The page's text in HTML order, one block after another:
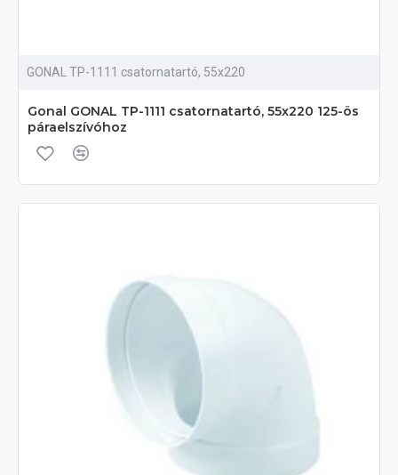
GONAL TP-1111 csatornatartó, 55x220
Gonal GONAL TP-1111 csatornatartó, 55x220 125-ös
páraelszívóhoz